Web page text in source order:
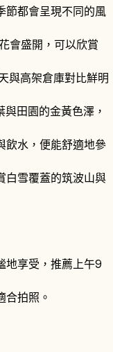
節都會呈現不同的風
會盛開，可以欣賞
與高架倉庫對比鮮明
田園的金黃色澤，
飲水，便能舒適地參
白雪覆蓋的筑波山與
地享受，推薦上午9
合拍照。